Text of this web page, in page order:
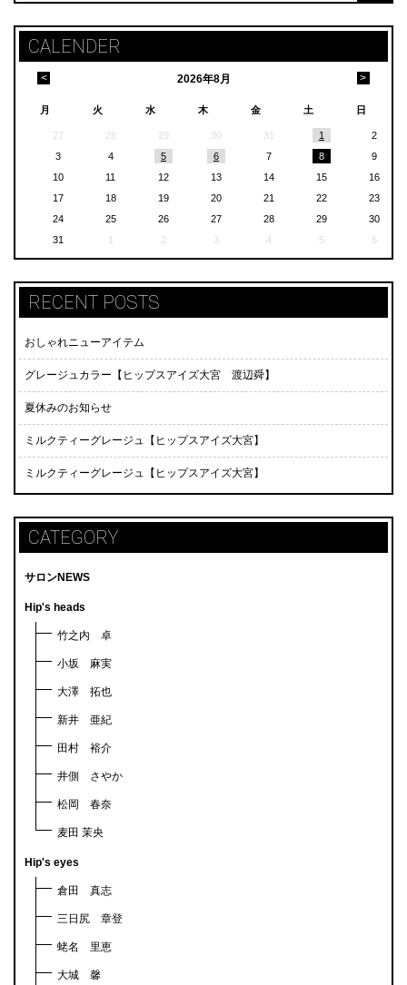
CALENDER
2026年8月
< >
月 火 水 木 金 土 日
27 28 29 30 31 1
2
3
4 5 6 7 8
9
10
11 12 13 14 15
16
17
18 19 20 21 22
23
24
25 26 27 28 29
30
31
1 2 3 4 5 6
RECENT POSTS
おしゃれニューアイテム
グレージュカラー【ヒップスアイズ大宮 渡辺舜】
夏休みのお知らせ
ミルクティーグレージュ【ヒップスアイズ大宮】
ミルクティーグレージュ【ヒップスアイズ大宮】
CATEGORY
サロンNEWS
Hip's heads
竹之内 卓
小坂 麻実
大澤 拓也
新井 亜紀
田村 裕介
井側 さやか
松岡 春奈
麦田 茉央
Hip's eyes
倉田 真志
三日尻 章登
蛯名 里恵
大城 馨